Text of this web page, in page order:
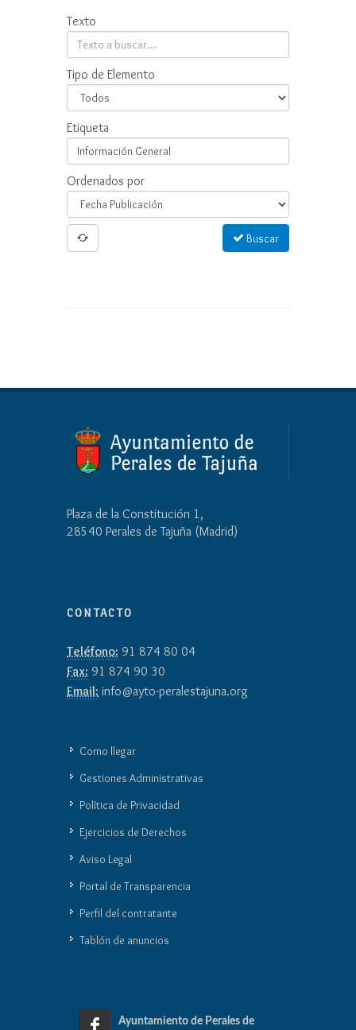
Texto
Tipo de Elemento
Etiqueta
Ordenados por
Buscar
Plaza de la Constitución 1,
28540 Perales de Tajuña (Madrid)
CONTACTO
Teléfono: 91 874 80 04
Fax: 91 874 90 30
Email: info@ayto-peralestajuna.org
Como llegar
Gestiones Administrativas
Política de Privacidad
Ejercicios de Derechos
Aviso Legal
Portal de Transparencia
Perfil del contratante
Tablón de anuncios
Ayuntamiento de Perales de